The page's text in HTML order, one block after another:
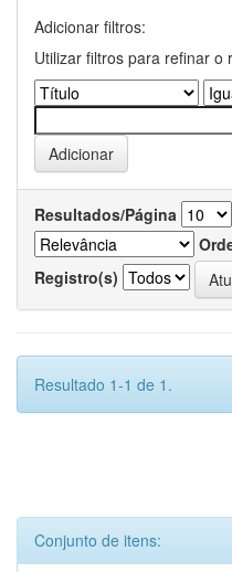
Adicionar filtros:
Utilizar filtros para refinar o
Resultados/Página
Registro(s)
Resultado 1-1 de 1.
Conjunto de itens: